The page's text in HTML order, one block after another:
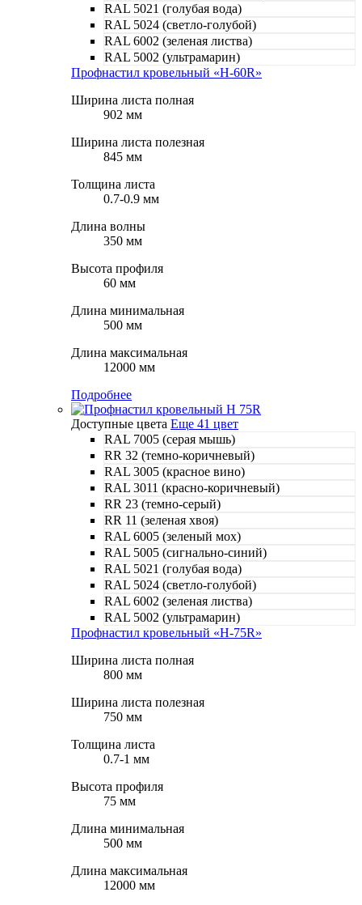
RAL 5021 (голубая вода)
RAL 5024 (светло-голубой)
RAL 6002 (зеленая листва)
RAL 5002 (ультрамарин)
Профнастил кровельный «Н-60R»
Ширина листа полная
902 мм
Ширина листа полезная
845 мм
Толщина листа
0.7-0.9 мм
Длина волны
350 мм
Высота профиля
60 мм
Длина минимальная
500 мм
Длина максимальная
12000 мм
Подробнее
Доступные цвета Еще 41 цвет
RAL 7005 (серая мышь)
RR 32 (темно-коричневый)
RAL 3005 (красное вино)
RAL 3011 (красно-коричневый)
RR 23 (темно-серый)
RR 11 (зеленая хвоя)
RAL 6005 (зеленый мох)
RAL 5005 (сигнально-синий)
RAL 5021 (голубая вода)
RAL 5024 (светло-голубой)
RAL 6002 (зеленая листва)
RAL 5002 (ультрамарин)
Профнастил кровельный «Н-75R»
Ширина листа полная
800 мм
Ширина листа полезная
750 мм
Толщина листа
0.7-1 мм
Высота профиля
75 мм
Длина минимальная
500 мм
Длина максимальная
12000 мм